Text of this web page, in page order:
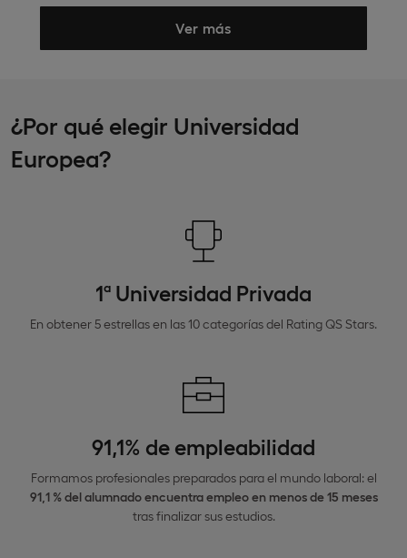
Ver más
¿Por qué elegir Universidad
Europea?
1ª Universidad Privada
En obtener 5 estrellas en las 10 categorías del Rating QS Stars.
91,1% de empleabilidad
Formamos profesionales preparados para el mundo laboral: el
91,1 % del alumnado encuentra empleo en menos de 15 meses
tras finalizar sus estudios.